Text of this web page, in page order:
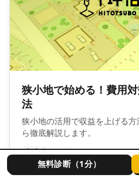
狭小地で始める！費用
法
狭小地の活用で収益を上げる
ら徹底解説します。
初心者ガイド
無料診断（1分）